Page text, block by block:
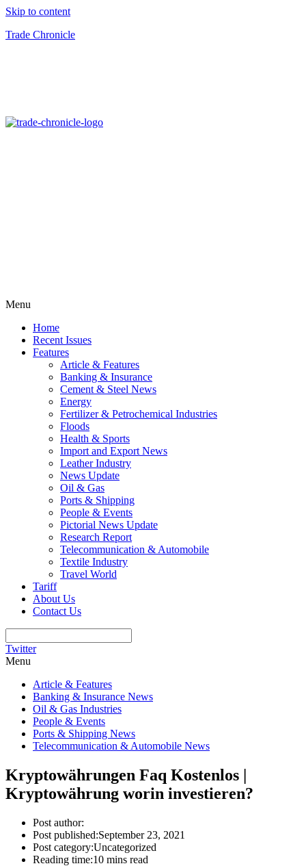
Skip to content
Trade Chronicle
Menu
Home
Recent Issues
Features
Article & Features
Banking & Insurance
Cement & Steel News
Energy
Fertilizer & Petrochemical Industries
Floods
Health & Sports
Import and Export News
Leather Industry
News Update
Oil & Gas
Ports & Shipping
People & Events
Pictorial News Update
Research Report
Telecommunication & Automobile
Textile Industry
Travel World
Tariff
About Us
Contact Us
Twitter
Menu
Article & Features
Banking & Insurance News
Oil & Gas Industries
People & Events
Ports & Shipping News
Telecommunication & Automobile News
Kryptowährungen Faq Kostenlos |
Kryptowährung worin investieren?
Post author:
Post published:September 23, 2021
Post category:Uncategorized
Reading time:10 mins read